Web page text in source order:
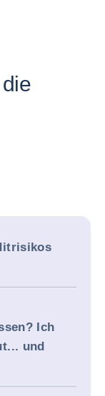
Ich
und